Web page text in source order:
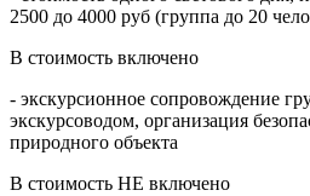
2500 до 4000 руб (группа до 20
В стоимость включено
- экскурсионное сопровождение
экскурсоводом, организация
природного объекта
В стоимость НЕ включено